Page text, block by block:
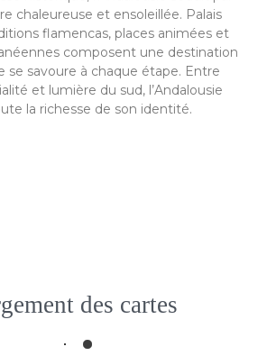
chaleureuse et ensoleillée. Palais
flamencas, places animées et
composent une destination
se savoure à chaque étape. Entre
et lumière du sud, l’Andalousie
la richesse de son identité.
des cartes